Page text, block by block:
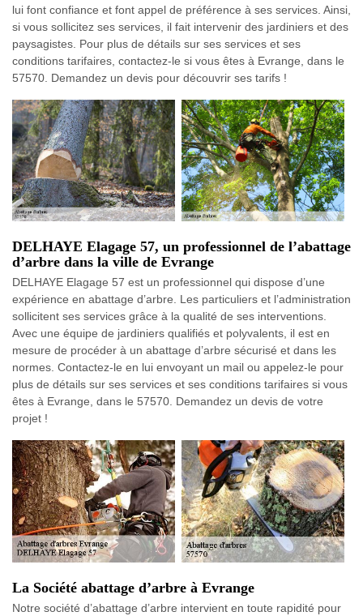
lui font confiance et font appel de préférence à ses services. Ainsi,
si vous sollicitez ses services, il fait intervenir des jardiniers et des
paysagistes. Pour plus de détails sur ses services et ses
conditions tarifaires, contactez-le si vous êtes à Evrange, dans le
57570. Demandez un devis pour découvrir ses tarifs !
DELHAYE Elagage 57, un professionnel de l’abattage
d’arbre dans la ville de Evrange
DELHAYE Elagage 57 est un professionnel qui dispose d’une
expérience en abattage d’arbre. Les particuliers et l’administration
sollicitent ses services grâce à la qualité de ses interventions.
Avec une équipe de jardiniers qualifiés et polyvalents, il est en
mesure de procéder à un abattage d’arbre sécurisé et dans les
normes. Contactez-le en lui envoyant un mail ou appelez-le pour
plus de détails sur ses services et ses conditions tarifaires si vous
êtes à Evrange, dans le 57570. Demandez un devis de votre
projet !
La Société abattage d’arbre à Evrange
Notre société d’abattage d’arbre intervient en toute rapidité pour